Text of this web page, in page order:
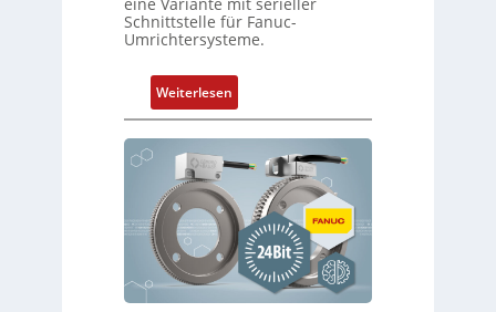
g
e
G
5
G
a
u
Schnittstelle für Fanuc-
Umrichtersysteme.
Weiterlesen:
D
r
e
g
e
b
e
r